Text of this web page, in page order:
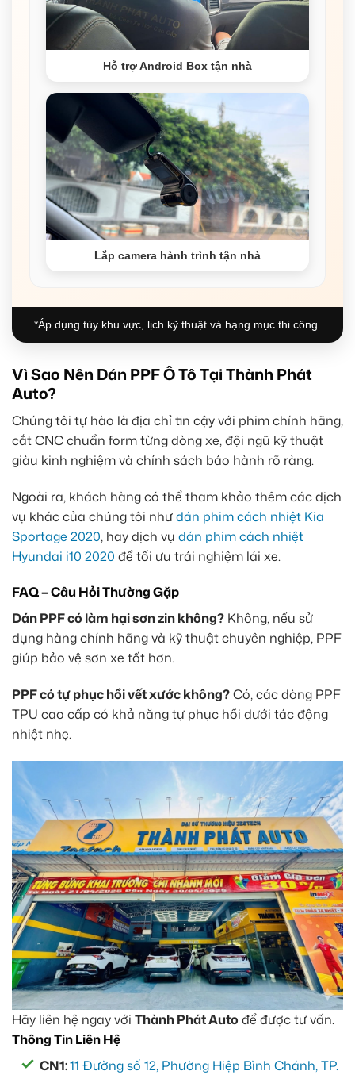
Hỗ trợ Android Box tận nhà
Lắp camera hành trình tận nhà
*Áp dụng tùy khu vực, lịch kỹ thuật và hạng mục thi công.
Vì Sao Nên Dán PPF Ô Tô Tại Thành Phát
Auto?
Chúng tôi tự hào là địa chỉ tin cậy với phim chính hãng,
cắt CNC chuẩn form từng dòng xe, đội ngũ kỹ thuật
giàu kinh nghiệm và chính sách bảo hành rõ ràng.
Ngoài ra, khách hàng có thể tham khảo thêm các dịch
vụ khác của chúng tôi nhưdán phim cách nhiệt Kia
Sportage 2020, hay dịch vụ dán phim cách nhiệt
Hyundai i10 2020 để tối ưu trải nghiệm lái xe.
FAQ – Câu Hỏi Thường Gặp
Dán PPF có làm hại sơn zin không? Không, nếu sử
dụng hàng chính hãng và kỹ thuật chuyên nghiệp, PPF
giúp bảo vệ sơn xe tốt hơn.
PPF có tự phục hồi vết xước không?Có, các dòng PPF
TPU cao cấp có khả năng tự phục hồi dưới tác động
nhiệt nhẹ.
Hãy liên hệ ngay với Thành Phát Auto để được tư vấn.
Thông Tin Liên Hệ
CN1:11 Đường số 12, Phường Hiệp Bình Chánh, TP.